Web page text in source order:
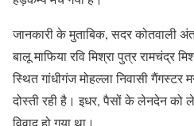
जानकारी के मुताबिक, सदर कोतवाली
बालू माफिया रवि मिश्रा पुत्र रामचंद्र
स्थित गांधीगंज मोहल्ला निवासी गैंगस्टर
दोस्ती रही है। इधर, पैसों के लेनदेन को
विवाद हो गया था।